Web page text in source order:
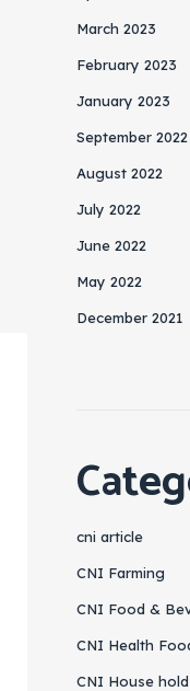
March 2023
February 2023
January 2023
September 2022
August 2022
July 2022
June 2022
May 2022
December 2021
cni article
CNI Farming
CNI Food &
CNI Health
CNI House hold